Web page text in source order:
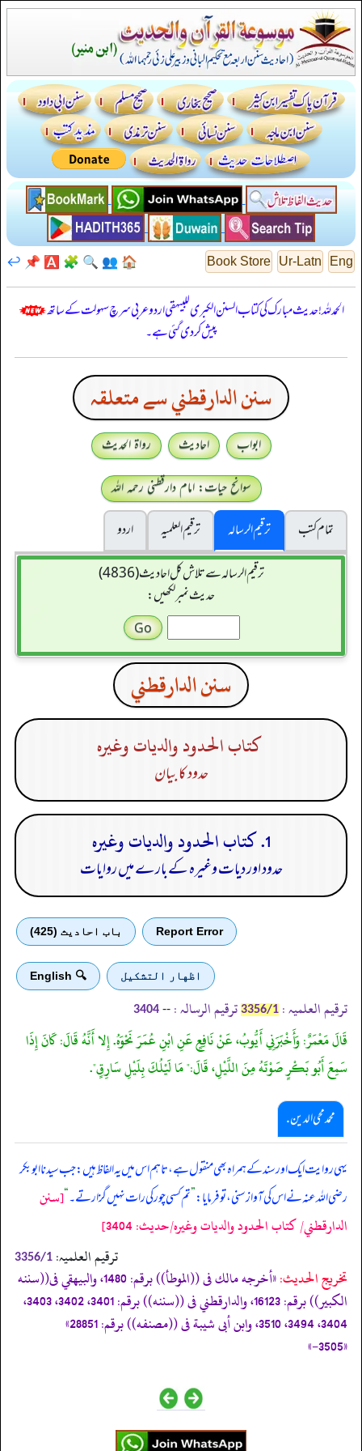
Eng
Ur-Latn
Book Store
🏠
👥
🔍
🧩
🅰️
📌
↩️
الحمدللہ! حدیث مبارک کی کتاب السنن الكبرى للبيهقي اردو عربی سرچ سہولت کے ساتھ
پیش کر دی گئی ہے۔
سنن الدارقطني سے متعلقہ
ابواب احادیث
رواۃ الحدیث
سوانح حیات: امام دارقطنی رحمہ اللہ
تمام کتب
ترقیم الرسالہ ترقیم العلمیہ
اردو
ترقیم الرسالہ سے تلاش کل احادیث (4836)
حدیث نمبر لکھیں:
سنن الدارقطني
كتاب الحدود والديات وغيره
حدود کا بیان
1. كتاب الحدود والديات وغيره
حدود اور دیات وغیرہ کے بارے میں روایات
Report Error باب احادیث (425)
اظهار التشكيل 🔍 English
ترقیم العلمیہ : 3356/1 ترقیم الرسالہ : --
3404
قَالَ مَعْمَرٌ: وَأَخْبَرَنِي أَيُّوبُ، عَنْ نَافِعٍ عَنِ ابْنِ عُمَرَ نَحْوَهُ. إِلا أَنَّهُ قَالَ: كَانَ إِذَا
سَمِعَ أَبُو بَكْرٍ صَوْتَهُ مِنَ اللَّيْلِ، قَالَ:" مَا لَيْلُكَ بِلَيْلِ سَارِقٍ".
محمد محی الدین .
یہی روایت ایک اور سند کے ہمراہ بھی منقول ہے، تاہم اس میں یہ الفاظ ہیں: جب سیدنا ابوبکر
رضی اللہ عنہ نے اس کی آواز سنی، تو فرمایا:”تم کسی چور کی رات نہیں گزارتے۔“[سنن
الدارقطني/ كتاب الحدود والديات وغيره/حدیث: 3404]
ترقیم العلمیہ: 3356/1
تخریج الحدیث:
«أخرجه مالك فى ((الموطأ)) برقم: 1480، والبيهقي فى((سننه
الكبير)) برقم: 16123، والدارقطني فى ((سننه)) برقم: 3401، 3402، 3403،
3404، 3494، 3510، وابن أبى شيبة فى ((مصنفه)) برقم: 28851»
«3505-»